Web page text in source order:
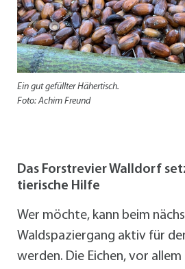
Ein gut gefüllter Hähertisch.
Foto: Achim Freund
Das Forstrevier Walldorf
tierische Hilfe
Wer möchte, kann beim
Waldspaziergang aktiv für
werden. Die Eichen, vor allem